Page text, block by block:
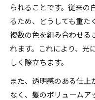
られることです。従来の
るため、どうしても重た
複数の色を組み合わせる
れます。これにより、光
しく際立ちます。
また、透明感のある仕
なく、髪のボリュームア